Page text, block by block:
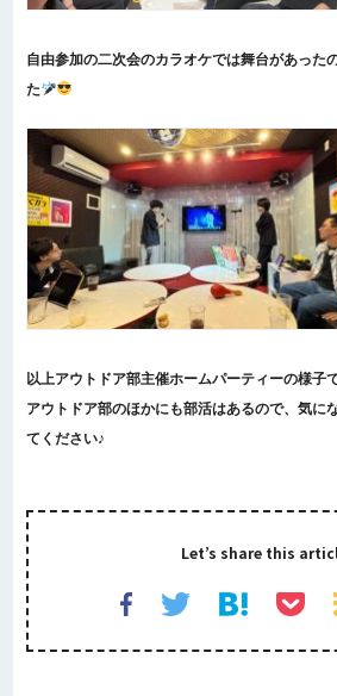
自由参加の二次会のカラオケでは舞台があった
た
以上アウトドア部主催ホームパーティーの様子
アウトドア部のほかにも部活はあるので、気に
てください♪
Let’s share this